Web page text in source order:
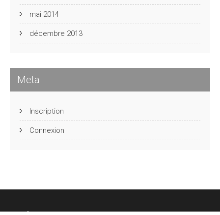
mai 2014
décembre 2013
Meta
Inscription
Connexion